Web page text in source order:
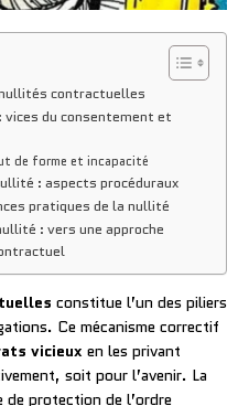
contractuelles
du consentement et
de forme et incapacité
: aspects procéduraux
pratiques de la nullité
: vers une approche
constitue l’un des piliers
Ce mécanisme correctif
vicieux en les privant
soit pour l’avenir. La
protection de l’ordre